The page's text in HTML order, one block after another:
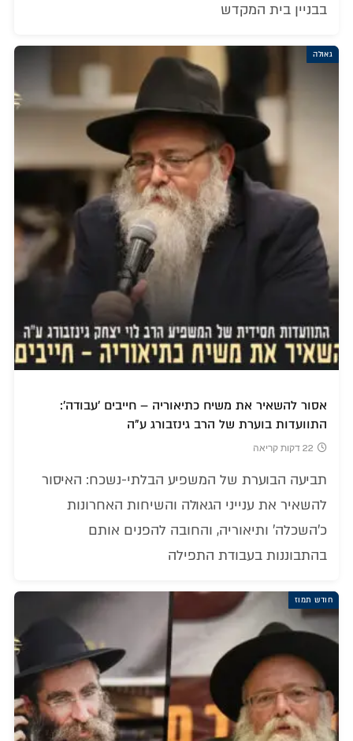
בבניין בית המקדש
גאולה
אסור להשאיר את משיח כתיאוריה – חייבים 'עבודה':
התוועדות בוערת של הרב גינזבורג ע"ה
22 דקות קריאה
תביעה הבוערת של המשפיע הבלתי-נשכח: האיסור
להשאיר את ענייני הגאולה והשיחות האחרונות
כ'השכלה' ותיאוריה, והחובה להפנים אותם
בהתבוננות בעבודת התפילה
חודש תמוז